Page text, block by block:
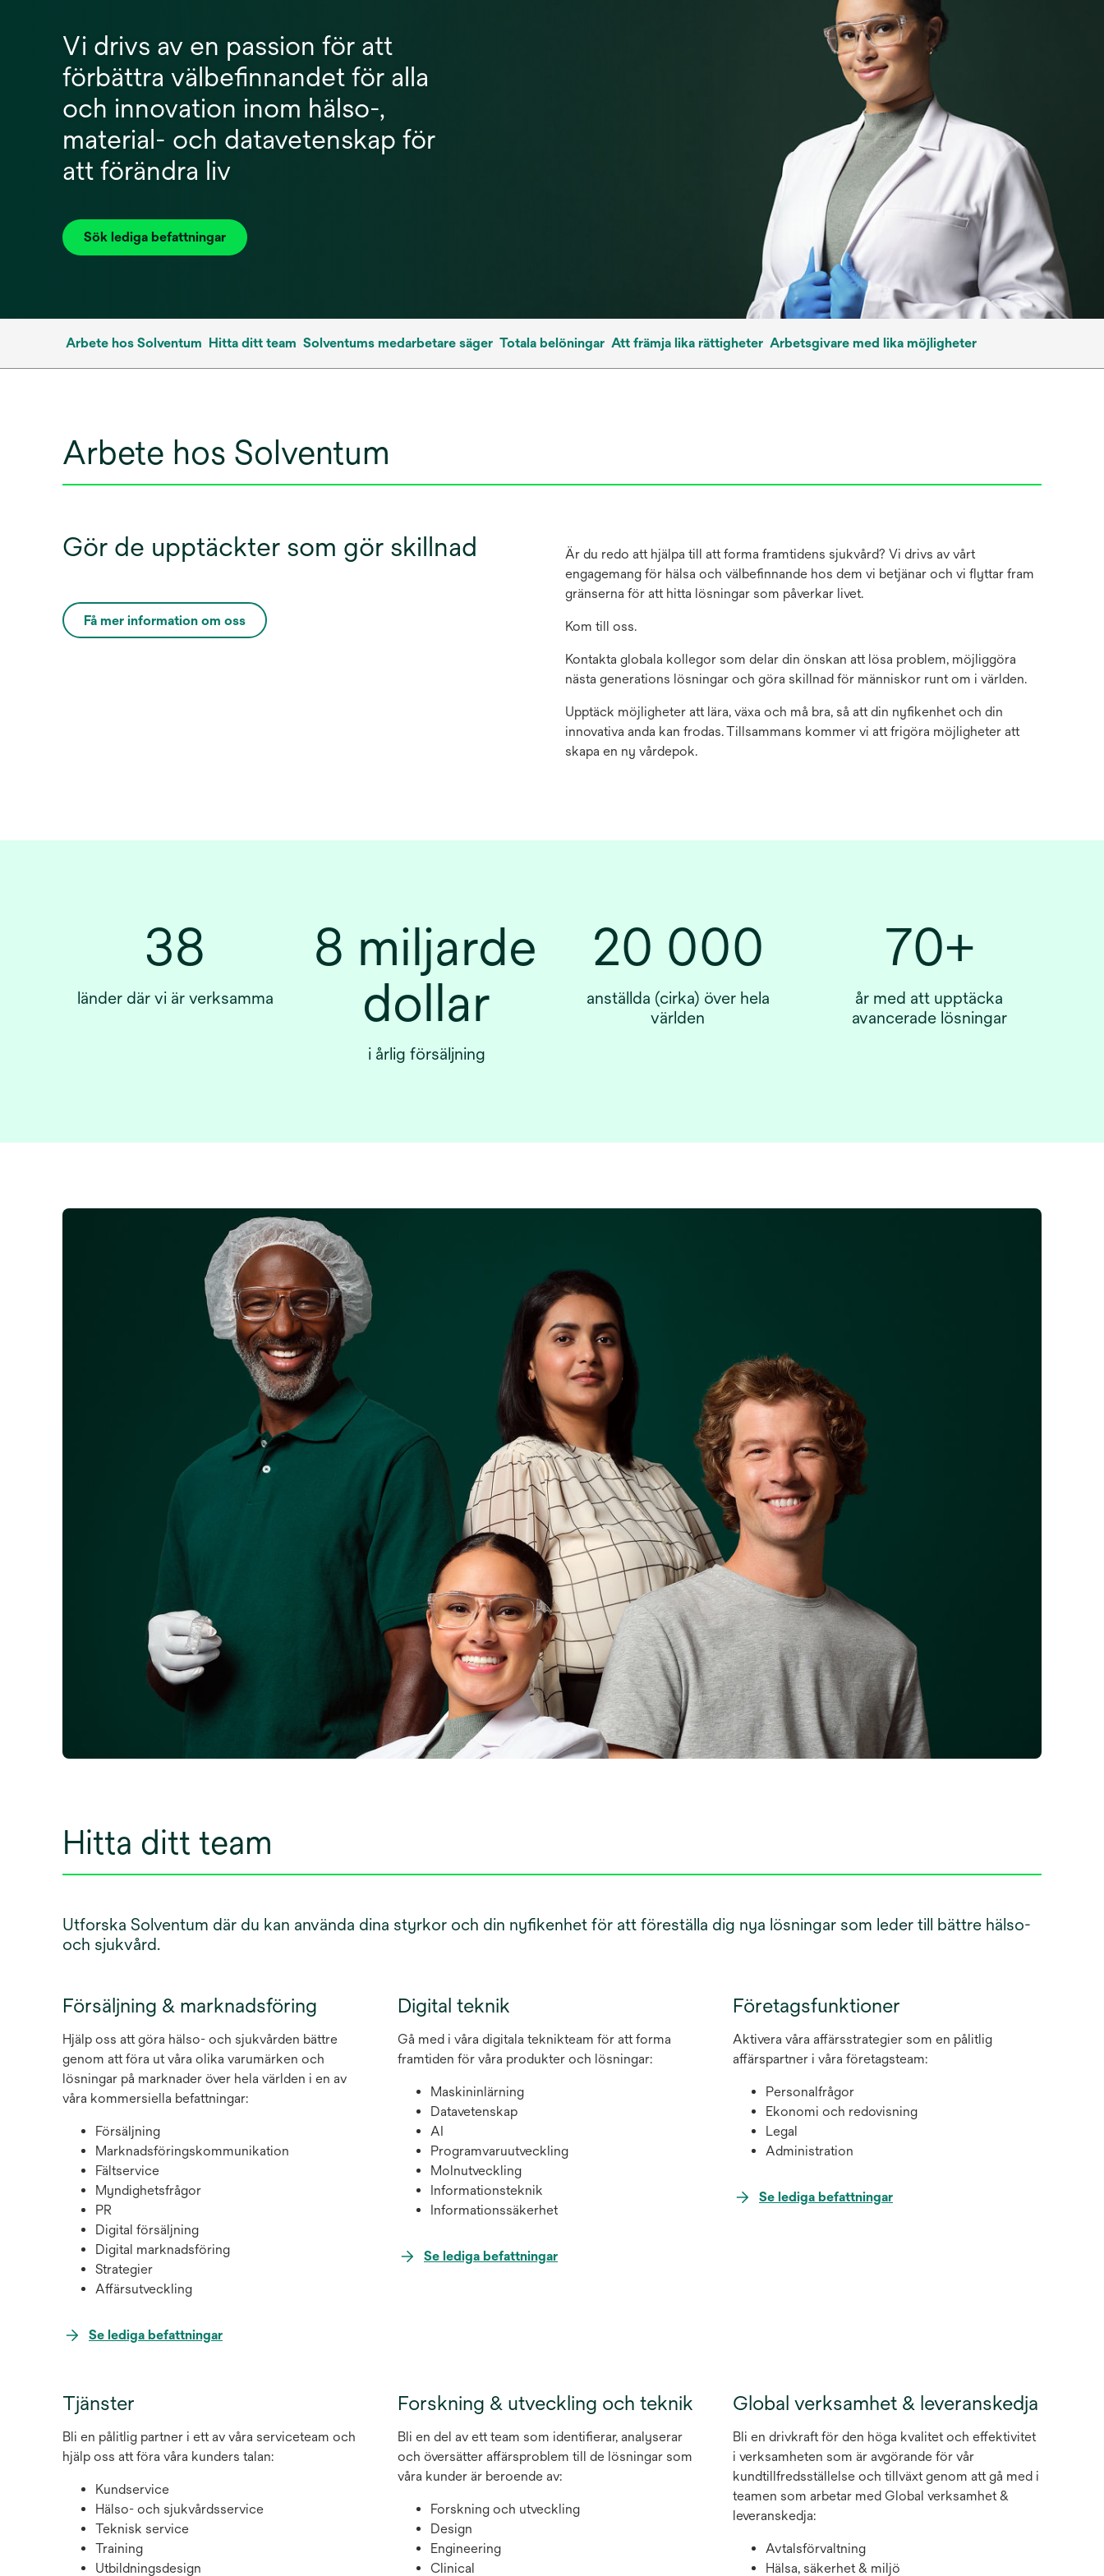
Vi drivs av en passion för att
förbättra välbefinnandet för alla
och innovation inom hälso-,
material- och datavetenskap för
att förändra liv
Sök lediga befattningar
Arbete hos Solventum Hitta ditt team Solventums medarbetare säger Totala belöningar Att främja lika rättigheter Arbetsgivare med lika möjligheter
Arbete hos Solventum
Gör de upptäckter som gör skillnad
Få mer information om oss
Är du redo att hjälpa till att forma framtidens sjukvård? Vi drivs av vårt
engagemang för hälsa och välbefinnande hos dem vi betjänar och vi flyttar fram
gränserna för att hitta lösningar som påverkar livet.
Kom till oss.
Kontakta globala kollegor som delar din önskan att lösa problem, möjliggöra
nästa generations lösningar och göra skillnad för människor runt om i världen.
Upptäck möjligheter att lära, växa och må bra, så att din nyfikenhet och din
innovativa anda kan frodas. Tillsammans kommer vi att frigöra möjligheter att
skapa en ny vårdepok.
38
länder där vi är verksamma
8 miljarder
dollar
i årlig försäljning
20 000
anställda (cirka) över hela
världen
70+
år med att upptäcka
avancerade lösningar
Hitta ditt team
Utforska Solventum där du kan använda dina styrkor och din nyfikenhet för att föreställa dig nya lösningar som leder till bättre hälso-
och sjukvård.
Försäljning & marknadsföring
Hjälp oss att göra hälso- och sjukvården bättre
genom att föra ut våra olika varumärken och
lösningar på marknader över hela världen i en av
våra kommersiella befattningar:
Försäljning
Marknadsföringskommunikation
Fältservice
Myndighetsfrågor
PR
Digital försäljning
Digital marknadsföring
Strategier
Affärsutveckling
Se lediga befattningaropens
Digital teknik
Gå med i våra digitala teknikteam för att forma
framtiden för våra produkter och lösningar:
Maskininlärning
Datavetenskap
AI
Programvaruutveckling
Molnutveckling
Informationsteknik
Informationssäkerhet
Se lediga befattningaropens
Företagsfunktioner
Aktivera våra affärsstrategier som en pålitlig
affärspartner i våra företagsteam:
Personalfrågor
Ekonomi och redovisning
Legal
Administration
Se lediga befattningaropens
Tjänster
Bli en pålitlig partner i ett av våra serviceteam och
hjälp oss att föra våra kunders talan:
Kundservice
Hälso- och sjukvårdsservice
Teknisk service
Training
Utbildningsdesign
Forskning & utveckling och teknik
Bli en del av ett team som identifierar, analyserar
och översätter affärsproblem till de lösningar som
våra kunder är beroende av:
Forskning och utveckling
Design
Engineering
Clinical
Global verksamhet & leveranskedja
Bli en drivkraft för den höga kvalitet och effektivitet
i verksamheten som är avgörande för vår
kundtillfredsställelse och tillväxt genom att gå med i
teamen som arbetar med Global verksamhet &
leveranskedja:
Avtalsförvaltning
Hälsa, säkerhet & miljö